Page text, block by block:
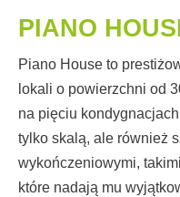
PIANO
Piano House to
lokali o powierzchni od
na pięciu
tylko skalą, ale również
wykończeniowymi,
które nadają mu